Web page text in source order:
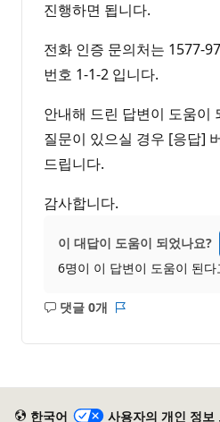
진행하면 됩니다.
전화 인증 문의처는 1577-
번호 1-1-2 입니다.
안내해 드린 답변이 도움이
질문이 있으실 경우 [응답]
드립니다.
감사합니다.
이 대답이 도움이 되었나요?
6명이 이 답변이 도움이 된
댓글 0개
설
한국어 사용자의 개인 정보